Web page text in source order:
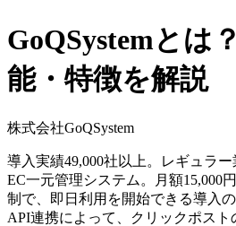
GoQSystemとは
能・特徴を解説
株式会社GoQSystem
導入実績49,000社以上。レギュラ
EC一元管理システム。月額15,000
制で、即日利用を開始できる導入
API連携によって、クリックポス